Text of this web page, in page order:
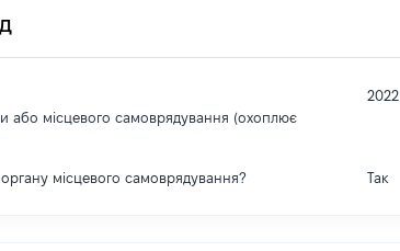
або місцевого самоврядування (охоплює
2022
місцевого самоврядування? Так